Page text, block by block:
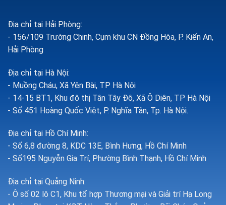
Địa chỉ tại Hải Phòng:
- 156/109 Trường Chinh, Cụm khu CN Đồng Hòa, P. Kiến An,
Hải Phòng
Địa chỉ tại Hà Nội:
- Muồng Cháu, Xã Yên Bài, TP Hà Nội
- 14-15 BT1, Khu đô thị Tân Tây Đô, Xã Ô Diên, TP Hà Nội
- Số 451 Hoàng Quốc Việt, P. Nghĩa Tân, Tp. Hà Nội.
Địa chỉ tại Hồ Chí Minh:
- Số 6,8 đường 8, KDC 13E, Bình Hưng, Hồ Chí Minh
- Số195 Nguyễn Gia Trí, Phường Bình Thạnh, Hồ Chí Minh
Địa chỉ tại Quảng Ninh:
- Ô số 02 lô C1, Khu tổ hợp Thương mại và Giải trí Hạ Long